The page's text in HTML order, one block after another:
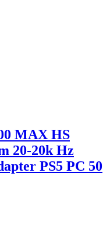
MAX HS
20-20k Hz
PS5 PC 50